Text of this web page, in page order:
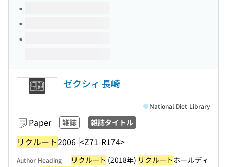
ゼクシィ 長崎
Paper 雑誌 雑誌タイトル
リクルート2006-<Z71-R174>
National Diet Library
Author Heading リクルート (2018年) リクルートホールディ